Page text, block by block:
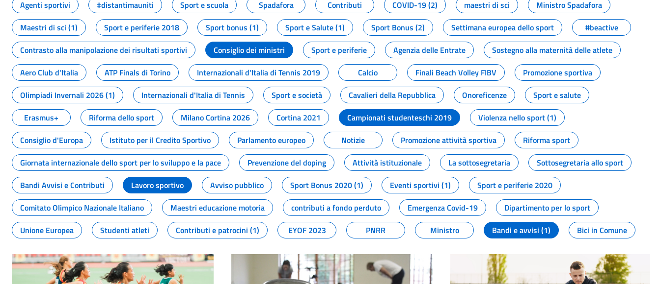
Agenti sportivi
#distantimauniti Sport e scuola Spadafora Contributi COVID-19 (2) maestri di sci
Ministro Spadafora
Maestri di sci (1)
Sport e periferie 2018 Sport bonus (1) Sport e Salute (1) Sport Bonus (2) Settimana europea dello sport
#beactive
Contrasto alla manipolazione dei risultati sportivi
Consiglio dei ministri Sport e periferie Agenzia delle Entrate
Sostegno alla maternità delle atlete
Aero Club d'Italia
ATP Finals di Torino Internazionali d'Italia di Tennis 2019 Calcio Finali Beach Volley FIBV
Promozione sportiva
Olimpiadi Invernali 2026 (1)
Internazionali d'Italia di Tennis Sport e società Cavalieri della Repubblica Onoreficenze
Sport e salute
Erasmus+
Riforma dello sport Milano Cortina 2026 Cortina 2021 Campionati studenteschi 2019
Violenza nello sport (1)
Consiglio d'Europa
Istituto per il Credito Sportivo Parlamento europeo Notizie Promozione attività sportiva
Riforma sport
Giornata internazionale dello sport per lo sviluppo e la pace
Prevenzione del doping Attività istituzionale La sottosegretaria
Sottosegretaria allo sport
Bandi Avvisi e Contributi
Lavoro sportivo Avviso pubblico Sport Bonus 2020 (1) Eventi sportivi (1)
Sport e periferie 2020
Comitato Olimpico Nazionale Italiano
Maestri educazione motoria contributi a fondo perduto Emergenza Covid-19
Dipartimento per lo sport
Unione Europea
Studenti atleti Contributi e patrocini (1) EYOF 2023 PNRR Ministro Bandi e avvisi (1) Bici in Comune